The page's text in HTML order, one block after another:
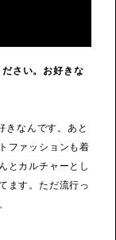
さい。お好きな
きなんです。あと
ファッションも着
とカルチャーとし
ます。ただ流行っ